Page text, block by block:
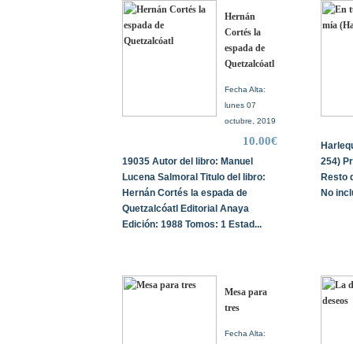
Hernán
Cortés la
espada de
Quetzalcóatl
Fecha Alta:
lunes 07
octubre, 2019
10.00€
19035 Autor del libro: Manuel
Lucena Salmoral Titulo del libro:
Hernán Cortés la espada de
Quetzalcóatl Editorial Anaya
Edición: 1988 Tomos: 1 Estad...
254)
Resto
No
Mesa para
tres
Fecha Alta: